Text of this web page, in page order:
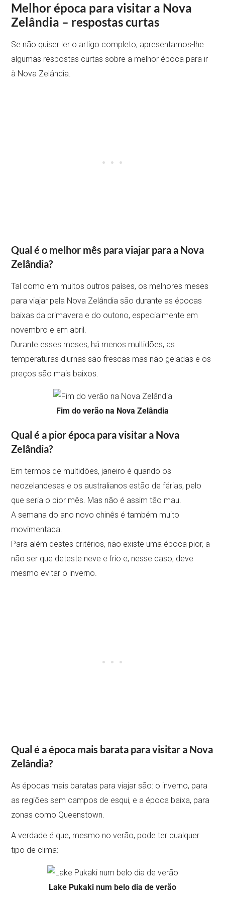
Melhor época para visitar a Nova
Zelândia – respostas curtas
Se não quiser ler o artigo completo, apresentamos-lhe
algumas respostas curtas sobre a melhor época para ir
à Nova Zelândia.
Qual é o melhor mês para viajar para a Nova
Zelândia?
Tal como em muitos outros países, os melhores meses
para viajar pela Nova Zelândia são durante as épocas
baixas da primavera e do outono, especialmente em
novembro e em abril.
Durante esses meses, há menos multidões, as
temperaturas diurnas são frescas mas não geladas e os
preços são mais baixos.
Fim do verão na Nova Zelândia
Qual é a pior época para visitar a Nova
Zelândia?
Em termos de multidões, janeiro é quando os
neozelandeses e os australianos estão de férias, pelo
que seria o pior mês. Mas não é assim tão mau.
A semana do ano novo chinês é também muito
movimentada.
Para além destes critérios, não existe uma época pior, a
não ser que deteste neve e frio e, nesse caso, deve
mesmo evitar o inverno.
Qual é a época mais barata para visitar a Nova
Zelândia?
As épocas mais baratas para viajar são: o inverno, para
as regiões sem campos de esqui, e a época baixa, para
zonas como Queenstown.
A verdade é que, mesmo no verão, pode ter qualquer
tipo de clima:
Lake Pukaki num belo dia de verão